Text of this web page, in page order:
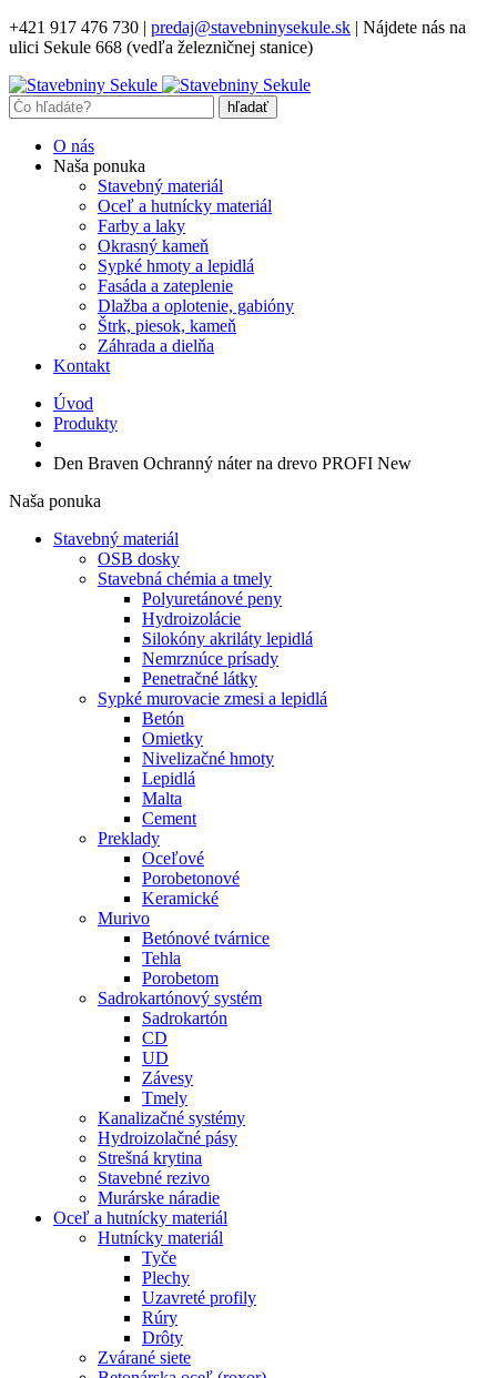
+421 917 476 730 | predaj@stavebninysekule.sk | Nájdete nás na
ulici Sekule 668 (vedľa železničnej stanice)
O nás
Naša ponuka
Stavebný materiál
Oceľ a hutnícky materiál
Farby a laky
Okrasný kameň
Sypké hmoty a lepidlá
Fasáda a zateplenie
Dlažba a oplotenie, gabióny
Štrk, piesok, kameň
Záhrada a dielňa
Kontakt
Úvod
Produkty
Den Braven Ochranný náter na drevo PROFI New
Naša ponuka
Stavebný materiál
OSB dosky
Stavebná chémia a tmely
Polyuretánové peny
Hydroizolácie
Silokóny akriláty lepidlá
Nemrznúce prísady
Penetračné látky
Sypké murovacie zmesi a lepidlá
Betón
Omietky
Nivelizačné hmoty
Lepidlá
Malta
Cement
Preklady
Oceľové
Porobetonové
Keramické
Murivo
Betónové tvárnice
Tehla
Porobetom
Sadrokartónový systém
Sadrokartón
CD
UD
Závesy
Tmely
Kanalizačné systémy
Hydroizolačné pásy
Strešná krytina
Stavebné rezivo
Murárske náradie
Oceľ a hutnícky materiál
Hutnícky materiál
Tyče
Plechy
Uzavreté profily
Rúry
Drôty
Zvárané siete